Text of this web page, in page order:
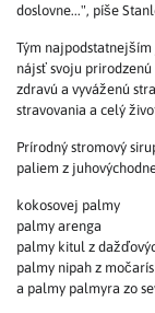
doslovne...", píše
Tým
nájsť svoju
zdravú a vyváženú
stravovania a celý
Prírodný stromový
paliem z
kokosovej palmy
palmy arenga
palmy kitul z
palmy nipah z
a palmy palmyra zo